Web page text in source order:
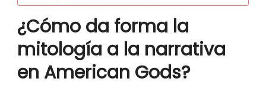
¿Cómo da forma la
mitología a la narrativa
en American Gods?